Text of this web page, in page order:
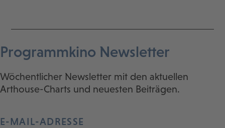
Programmkino Newsletter
Wöchentlicher Newsletter mit den aktuellen
Arthouse-Charts und neuesten Beiträgen.
E-MAIL-ADRESSE